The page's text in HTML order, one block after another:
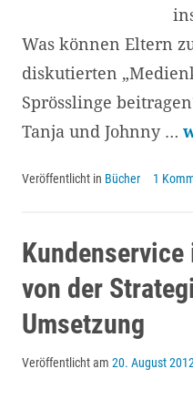
Was können Eltern
diskutierten
Sprösslinge
Tanja und Johnny …
Veröffentlicht in Bücher 1
Kundenservice
von der
Umsetzung
Veröffentlicht am 20. August 2012